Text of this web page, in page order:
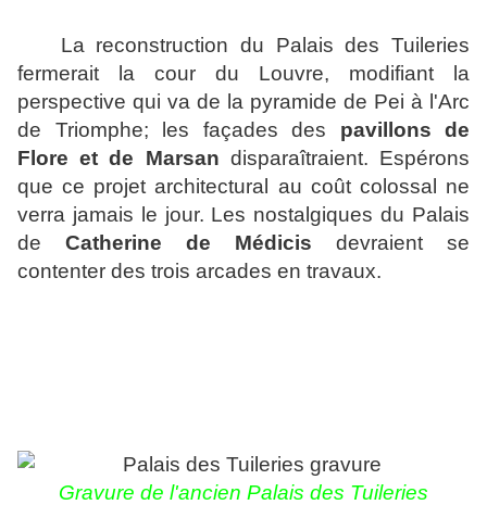
La reconstruction du Palais des Tuileries
fermerait la cour du Louvre, modifiant la
perspective qui va de la pyramide de Pei à l'Arc
de Triomphe; les façades des pavillons de
Flore et de Marsan disparaîtraient. Espérons
que ce projet architectural au coût colossal ne
verra jamais le jour. Les nostalgiques du Palais
de Catherine de Médicis devraient se
contenter des trois arcades en travaux.
Gravure de l'ancien Palais des Tuileries